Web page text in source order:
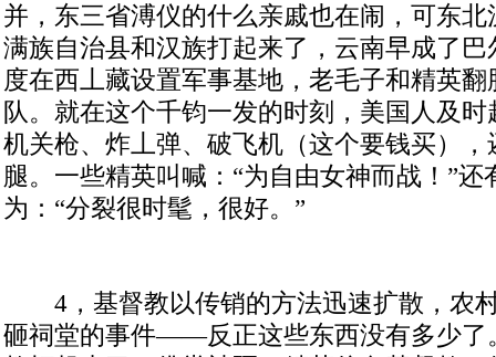
并，东三省溥仪的什么亲戚也在闹，可东
满族自治县和汉族打起来了，云南早成了
度在西丄藏设置军事基地，老毛子和精英
队。就在这个千钧一发的时刻，美国人及
机关枪、炸丄弹、破飞机（这个要钱买）
腿。一些精英叫喊：“为自由女神而战！”还
为：“分裂很时髦，很好。”
4 ，基督教以传销的方法迅速扩散，农
砸祠堂的事件——反正这些东西没有多少了